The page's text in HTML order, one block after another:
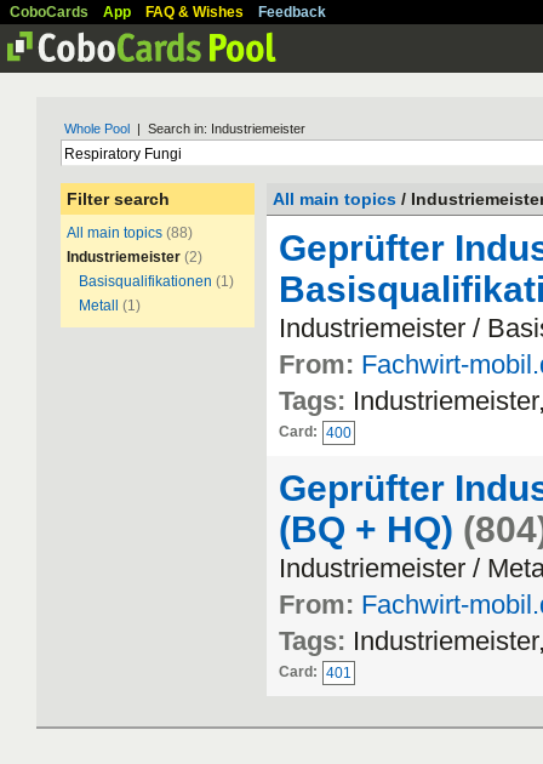
CoboCards App FAQ & Wishes Feedback
Whole Pool | Search in: Industriemeister
Filter search
All main topics (88)
Industriemeister (2)
Basisqualifikationen (1)
Metall
(1)
All main topics /
Geprüfter
Industriemeister /
From: Fachwirt-
Tags:
Card: 400
Geprüfter
(BQ + HQ)
Industriemeister /
From: Fachwirt-
Tags:
Card: 401